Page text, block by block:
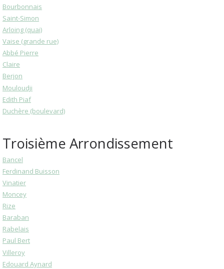
Bourbonnais
Saint-Simon
Arloing (quai)
Vaise (grande rue)
Abbé Pierre
Claire
Berjon
Mouloudji
Edith Piaf
Duchère (boulevard)
Troisième Arrondissement
Bancel
Ferdinand Buisson
Vinatier
Moncey
Rize
Baraban
Rabelais
Paul Bert
Villeroy
Edouard Aynard